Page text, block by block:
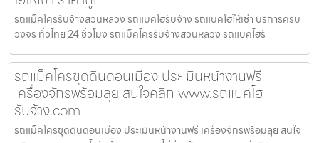
รถแม็คโครรับจ้างสวนหลวง รถแบคโฮรับจ้าง รถแบคโฮให้เช่า บริการครบ
วงจร ทั่วไทย 24 ชั่วโมง รถแม็คโครรับจ้างสวนหลวง รถแบคโฮรั
รถแม็คโครขุดดินดอนเมือง ประเมินหน้างานฟรี
เครื่องจักรพร้อมลุย สนใจคลิก www.รถแบคโฮ
รับจ้าง.com
รถแม็คโครขุดดินดอนเมือง ประเมินหน้างานฟรี เครื่องจักรพร้อมลุย สนใจ